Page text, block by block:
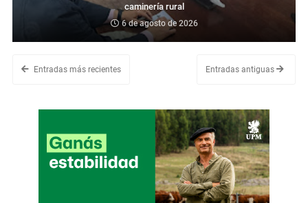
caminería rural
6 de agosto de 2026
Entradas más recientes Entradas antiguas